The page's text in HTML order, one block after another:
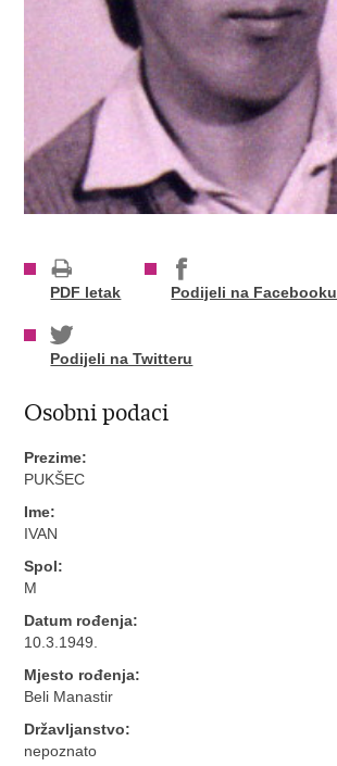
PDF letak Podijeli na Facebooku
Podijeli na Twitteru
Osobni podaci
Prezime:
PUKŠEC
Ime:
IVAN
Spol:
M
Datum rođenja:
10.3.1949.
Mjesto rođenja:
Beli Manastir
Državljanstvo:
nepoznato